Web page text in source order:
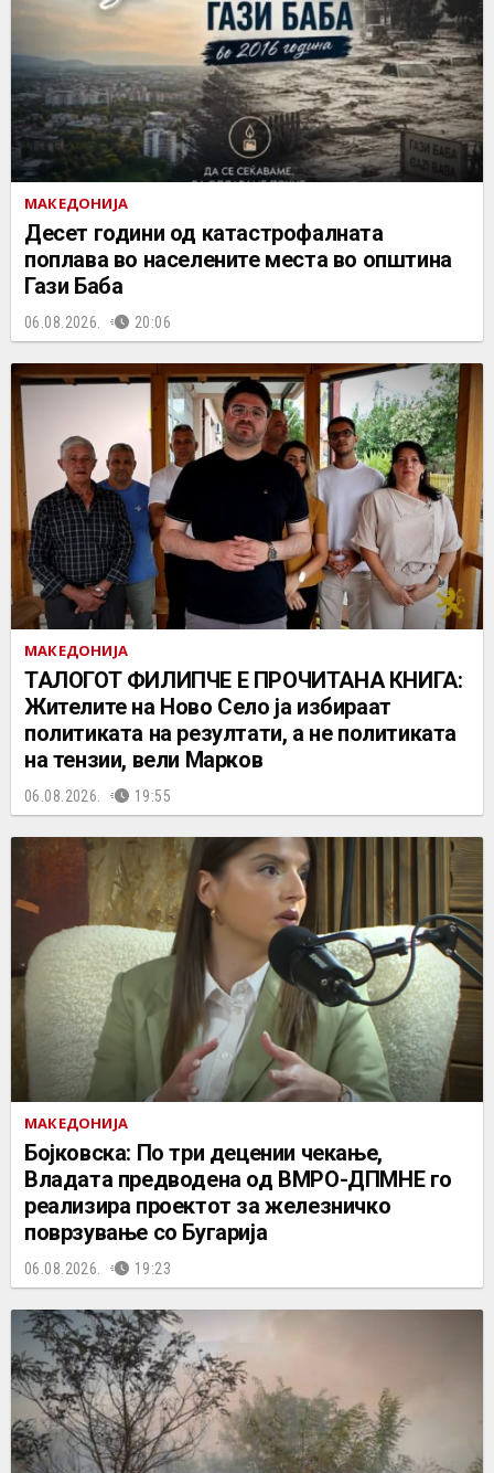
МАКЕДОНИЈА
Десет години од катастрофалната
поплава во населените места во општина
Гази Баба
06.08.2026. 20:06
МАКЕДОНИЈА
ТАЛОГОТ ФИЛИПЧЕ Е ПРОЧИТАНА КНИГА:
Жителите на Ново Село ја избираат
политиката на резултати, а не политиката
на тензии, вели Марков
06.08.2026. 19:55
МАКЕДОНИЈА
Бојковска: По три децении чекање,
Владата предводена од ВМРО-ДПМНЕ го
реализира проектот за железничко
поврзување со Бугарија
06.08.2026. 19:23